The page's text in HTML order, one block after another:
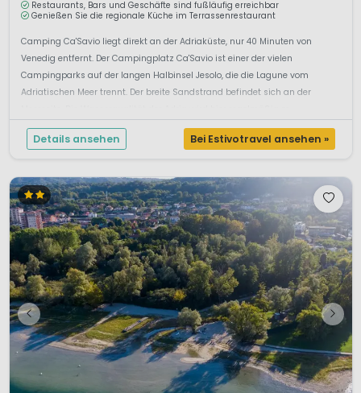
Restaurants, Bars und Geschäfte sind fußläufig erreichbar
Genießen Sie die regionale Küche im Terrassenrestaurant
Camping Ca'Savio liegt direkt an der Adriaküste, nur 40 Minuten von
Venedig entfernt. Der Campingplatz Ca'Savio ist einer der vielen
Campingparks auf der langen Halbinsel Jesolo, die die Lagune vom
Adriatischen Meer trennt. Der breite Sandstrand befindet sich an der
Details ansehen Bei Estivotravel ansehen »